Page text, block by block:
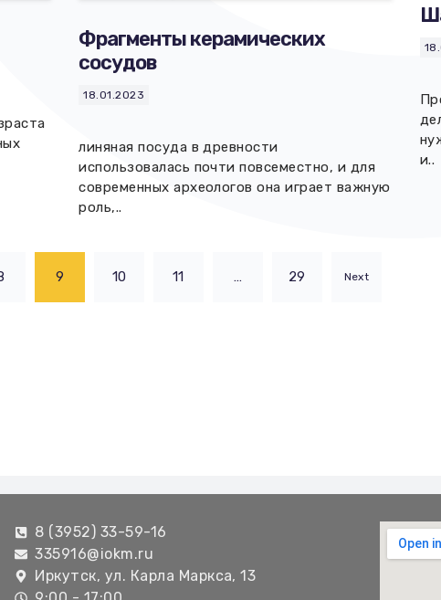
и..
Фрагменты керамических
сосудов
18.01.2023
линяная посуда в древности
использовалась почти повсеместно, и для
современных археологов она играет важную
роль,..
9 10 11 … 29 Next
8 (3952) 33-59-16
335916@iokm.ru
Иркутск, ул. Карла Маркса, 13